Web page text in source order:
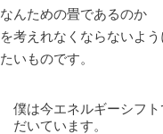
なんための畳であるのか
を考えれなくならないよ
たいものです。
僕は今エネルギーシフ
だいています。